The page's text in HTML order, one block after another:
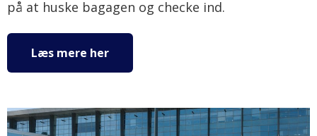
på at huske bagagen og checke ind.
Læs mere her